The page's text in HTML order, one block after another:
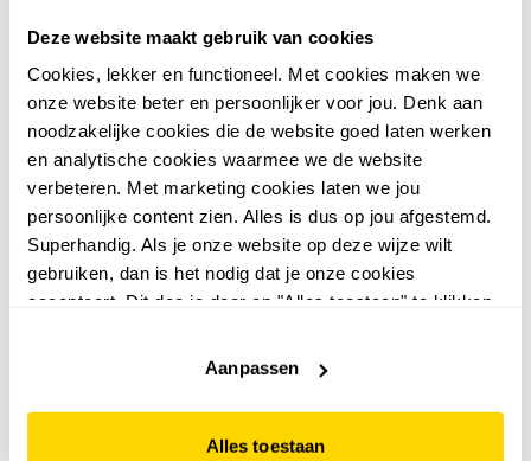
Deze website maakt gebruik van cookies
Cookies, lekker en functioneel. Met cookies maken we
onze website beter en persoonlijker voor jou. Denk aan
noodzakelijke cookies die de website goed laten werken
en analytische cookies waarmee we de website
verbeteren. Met marketing cookies laten we jou
persoonlijke content zien. Alles is dus op jou afgestemd.
Superhandig. Als je onze website op deze wijze wilt
gebruiken, dan is het nodig dat je onze cookies
accepteert. Dit doe je door op "Alles toestaan" te klikken.
website niet optimaal functioneert.
Aanpassen
Alles toestaan